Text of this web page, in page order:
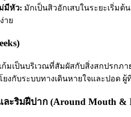
มีหัว: มักเป็นสิวอักเสบในระยะเริ่ม
าย
ก้มเป็นบริเวณที่สัมผัสกับสิ่งสกปรกภ
ยงกับระบบทางเดินหายใจและปอด
ะริมฝีปาก (Around Mouth &